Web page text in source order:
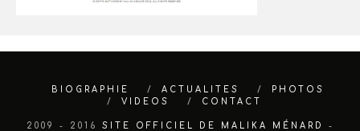
BIOGRAPHIE ACTUALITES
PHOTOS
VIDEOS
CONTACT
2009 - 2016 SITE OFFICIEL DE MALIKA MÉNARD
-